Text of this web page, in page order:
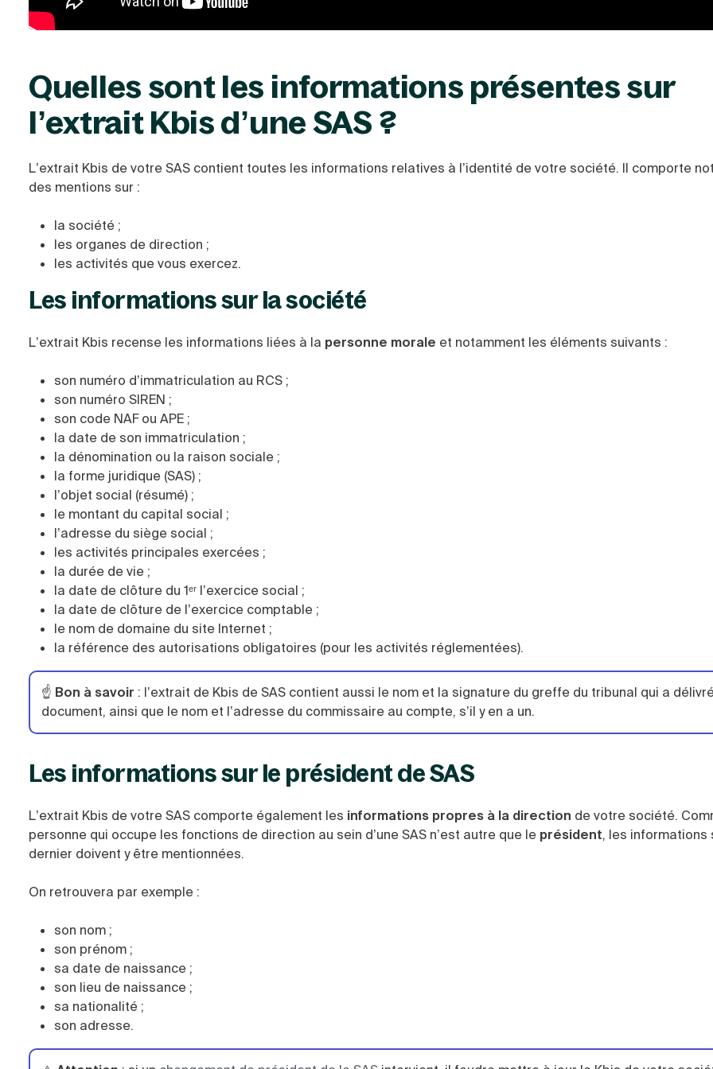
Quelles sont les informations présentes sur
l’extrait Kbis d’une SAS ?
L’extrait Kbis de votre SAS contient toutes les informations relatives à l’identité de votre société. Il comporte
des mentions sur :
la société ;
les organes de direction ;
les activités que vous exercez.
Les informations sur la société
L’extrait Kbis recense les informations liées à la personne morale et notamment les éléments suivants :
son numéro d’immatriculation au RCS ;
son numéro SIREN ;
son code NAF ou APE ;
la date de son immatriculation ;
la dénomination ou la raison sociale ;
la forme juridique (SAS) ;
l’objet social (résumé) ;
le montant du capital social ;
l’adresse du siège social ;
les activités principales exercées ;
la durée de vie ;
la date de clôture du 1ᵉʳ l’exercice social ;
la date de clôture de l’exercice comptable ;
le nom de domaine du site Internet ;
la référence des autorisations obligatoires (pour les activités réglementées).
☝️ Bon à savoir : l’extrait de Kbis de SAS contient aussi le nom et la signature du greffe du tribunal qui a
document, ainsi que le nom et l’adresse du commissaire au compte, s’il y en a un.
Les informations sur le président de SAS
L’extrait Kbis de votre SAS comporte également les informations propres à la direction de votre société.
personne qui occupe les fonctions de direction au sein d’une SAS n’est autre que le président, les informations
dernier doivent y être mentionnées.
On retrouvera par exemple :
son nom ;
son prénom ;
sa date de naissance ;
son lieu de naissance ;
sa nationalité ;
son adresse.